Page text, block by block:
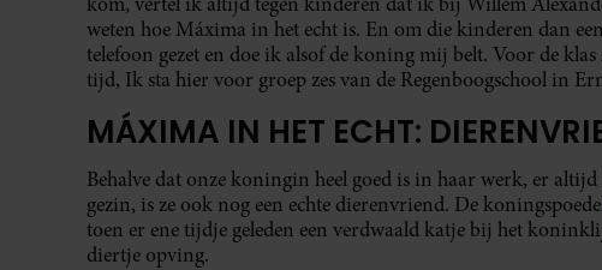
weten hoe Máxima in het echt is. En om die kinderen dan
telefoon gezet en doe ik alsof de koning mij belt. Voor de
tijd, Ik sta hier voor groep zes van de Regenboogschool in
MÁXIMA IN HET ECHT:
Behalve dat onze koningin heel goed is in haar werk, er
gezin, is ze ook nog een echte dierenvriend. De
toen er ene tijdje geleden een verdwaald katje bij het
diertje opving.